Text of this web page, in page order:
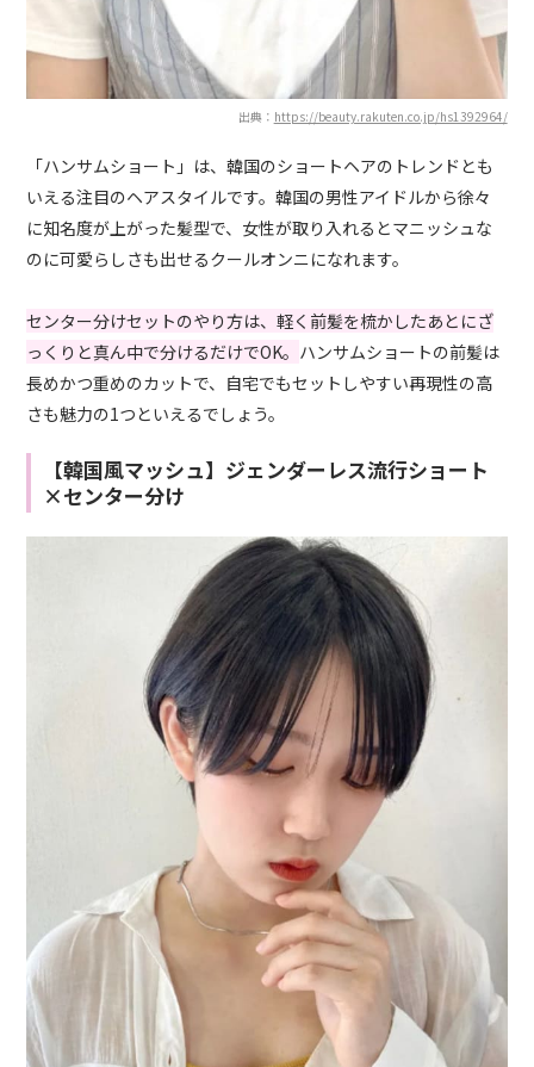
出典： https://beauty.rakuten.co.jp/hs1392964/
「ハンサムショート」は、韓国のショートヘアのトレンドとも
いえる注目のヘアスタイルです。韓国の男性アイドルから徐々
に知名度が上がった髪型で、女性が取り入れるとマニッシュな
のに可愛らしさも出せるクールオンニになれます。
センター分けセットのやり方は、軽く前髪を梳かしたあとにざ
っくりと真ん中で分けるだけでOK。 ハンサムショートの前髪は
長めかつ重めのカットで、自宅でもセットしやすい再現性の高
さも魅力の1つといえるでしょう。
【韓国風マッシュ】ジェンダーレス流行ショート
×センター分け